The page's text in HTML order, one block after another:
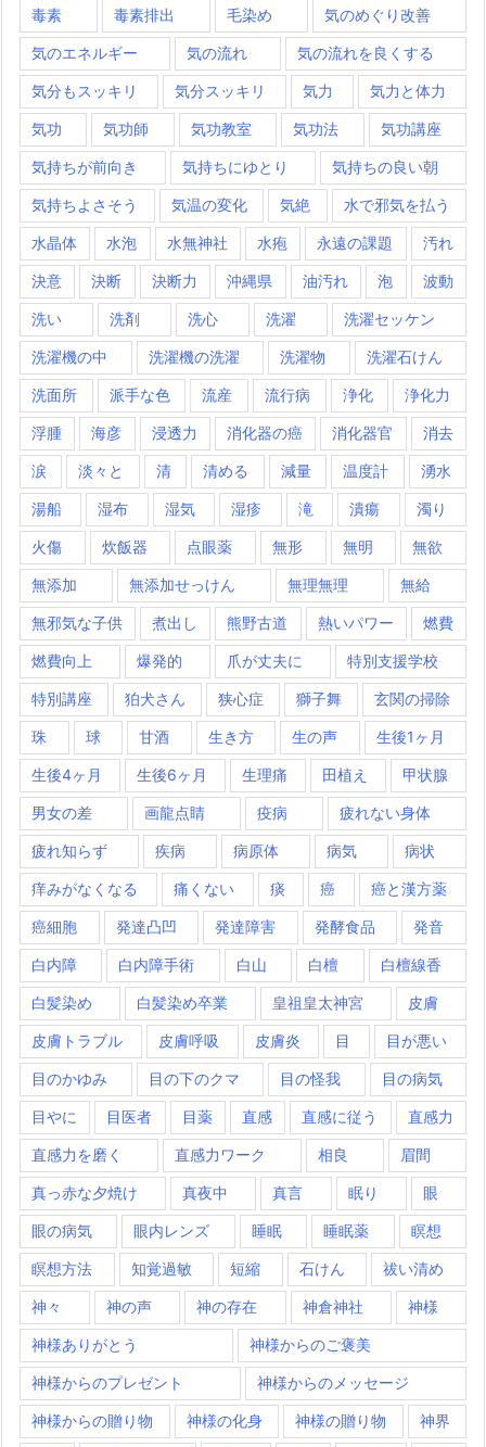
毒素 毒素排出 毛染め 気のめぐり改善
気のエネルギー 気の流れ 気の流れを良くする
気分もスッキリ 気分スッキリ 気力 気力と体力
気功 気功師 気功教室 気功法 気功講座
気持ちが前向き 気持ちにゆとり 気持ちの良い朝
気持ちよさそう 気温の変化 気絶 水で邪気を払う
水晶体 水泡 水無神社 水疱 永遠の課題 汚れ
決意 決断 決断力 沖縄県 油汚れ 泡 波動
洗い 洗剤 洗心 洗濯 洗濯セッケン
洗濯機の中 洗濯機の洗濯 洗濯物 洗濯石けん
洗面所 派手な色 流産 流行病 浄化 浄化力
浮腫 海彦 浸透力 消化器の癌 消化器官 消去
涙 淡々と 清 清める 減量 温度計 湧水
湯船 湿布 湿気 湿疹 滝 潰瘍 濁り
火傷 炊飯器 点眼薬 無形 無明 無欲
無添加 無添加せっけん 無理無理 無給
無邪気な子供 煮出し 熊野古道 熱いパワー 燃費
燃費向上 爆発的 爪が丈夫に 特別支援学校
特別講座 狛犬さん 狭心症 獅子舞 玄関の掃除
珠 球 甘酒 生き方 生の声 生後1ヶ月
生後4ヶ月 生後6ヶ月 生理痛 田植え 甲状腺
男女の差 画龍点睛 疫病 疲れない身体
疲れ知らず 疾病 病原体 病気 病状
痒みがなくなる 痛くない 痰 癌 癌と漢方薬
癌細胞 発達凸凹 発達障害 発酵食品 発音
白内障 白内障手術 白山 白檀 白檀線香
白髪染め 白髪染め卒業 皇祖皇太神宮 皮膚
皮膚トラブル 皮膚呼吸 皮膚炎 目 目が悪い
目のかゆみ 目の下のクマ 目の怪我 目の病気
目やに 目医者 目薬 直感 直感に従う 直感力
直感力を磨く 直感力ワーク 相良 眉間
真っ赤な夕焼け 真夜中 真言 眠り 眼
眼の病気 眼内レンズ 睡眠 睡眠薬 瞑想
瞑想方法 知覚過敏 短縮 石けん 祓い清め
神々 神の声 神の存在 神倉神社 神様
神様ありがとう 神様からのご褒美
神様からのプレゼント 神様からのメッセージ
神様からの贈り物 神様の化身 神様の贈り物 神界